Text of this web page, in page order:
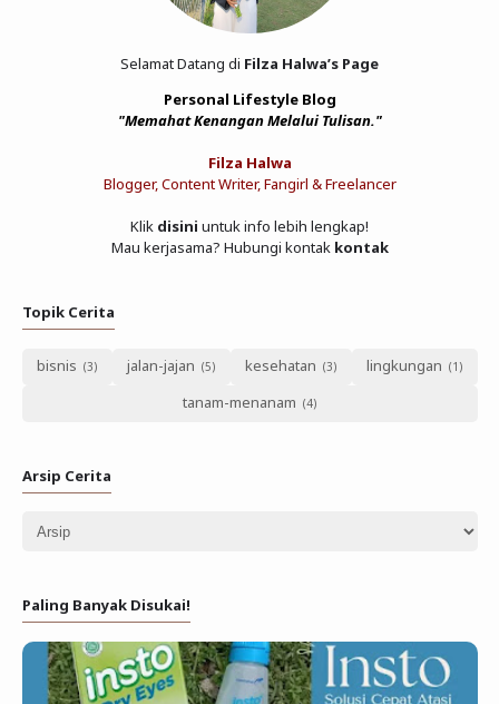
Selamat Datang di Filza Halwa’s Page
Personal Lifestyle Blog
"Memahat Kenangan Melalui Tulisan."
Filza Halwa
Blogger, Content Writer, Fangirl & Freelancer
Klik disini untuk info lebih lengkap!
Mau kerjasama? Hubungi kontak kontak
Topik Cerita
bisnis jalan-jajan kesehatan
lingkungan
tanam-menanam
Arsip Cerita
Paling Banyak Disukai!